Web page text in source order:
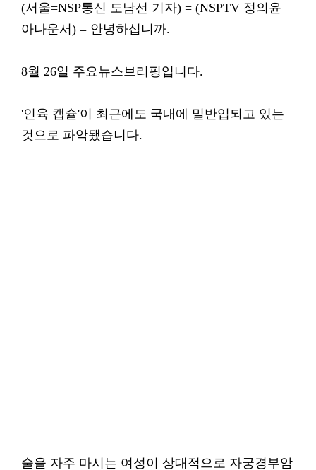
(서울=NSP통신 도남선 기자) = (NSPTV 정의윤
아나운서) = 안녕하십니까.
8월 26일 주요뉴스브리핑입니다.
'인육 캡슐'이 최근에도 국내에 밀반입되고 있는
것으로 파악됐습니다.
술을 자주 마시는 여성이 상대적으로 자궁경부암